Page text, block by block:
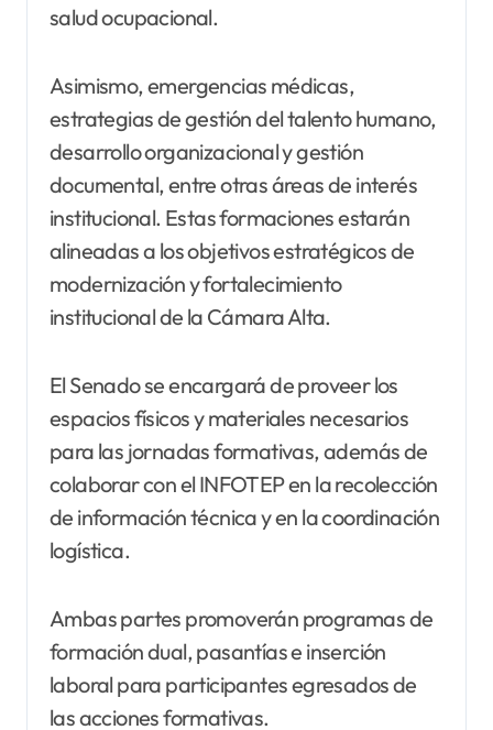
salud ocupacional.
Asimismo, emergencias médicas,
estrategias de gestión del talento humano,
desarrollo organizacional y gestión
documental, entre otras áreas de interés
institucional. Estas formaciones estarán
alineadas a los objetivos estratégicos de
modernización y fortalecimiento
institucional de la Cámara Alta.
El Senado se encargará de proveer los
espacios físicos y materiales necesarios
para las jornadas formativas, además de
colaborar con el INFOTEP en la recolección
de información técnica y en la coordinación
logística.
Ambas partes promoverán programas de
formación dual, pasantías e inserción
laboral para participantes egresados de
las acciones formativas.